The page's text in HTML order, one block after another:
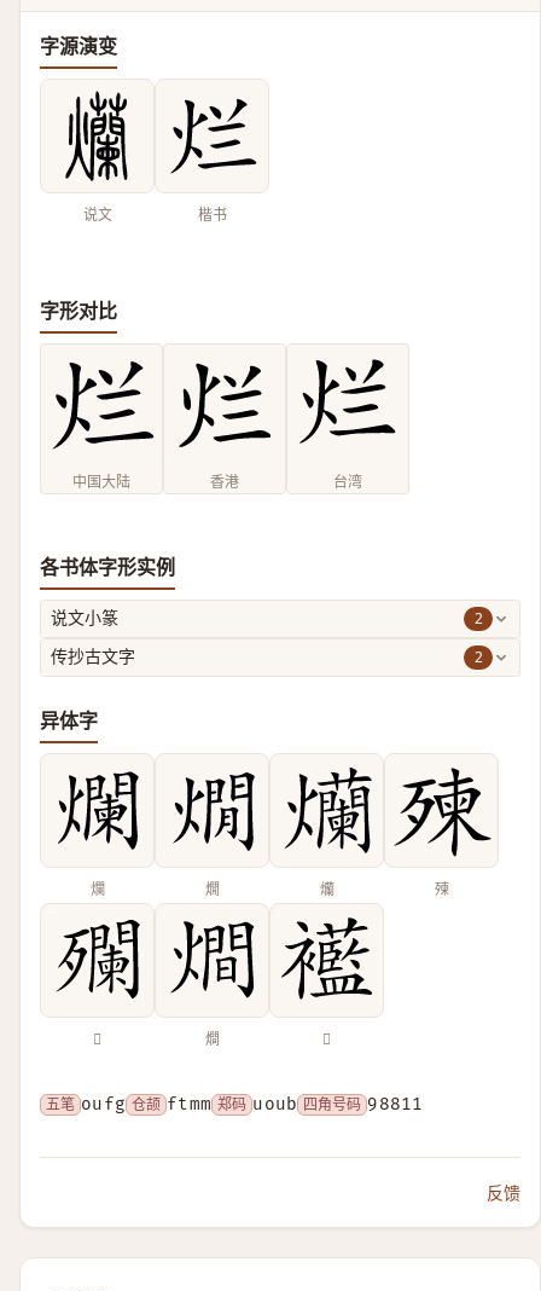
字源演变
说文 楷书
字形对比
中国大陆 香港 台湾
各书体字形实例
说文小篆 2
传抄古文字 2
异体字
爛 燗 爤 㱫
𣩼 𤏐 𧟋
五笔 oufg 仓颉 ftmm 郑码 uoub 四角号码 98811
反馈